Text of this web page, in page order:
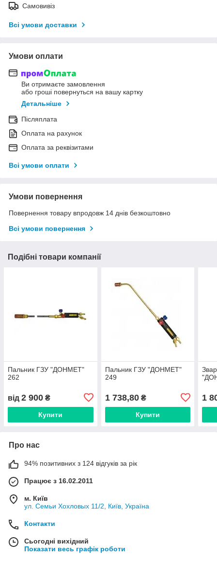
Самовивіз
Всі умови доставки
Умови оплати
Ви отримаєте замовлення
або гроші повернуться на вашу картку
Детальніше
Післяплата
Оплата на рахунок
Оплата за реквізитами
Всі умови оплати
Умови повернення
Повернення товару впродовж 14 днів безкоштовно
Всі умови повернення
Подібні товари компанії
Пальник ГЗУ "ДОНМЕТ"
262
від 2 900 ₴
Купити
Пальник ГЗУ "ДОНМЕТ"
249
1 738,80₴
Купити
1
Про нас
94% позитивних з 124 відгуків за рік
Працює з 16.02.2011
м. Київ
ул. Семьи Хохловых 11/2, Київ, Україна
Контакти
Сьогодні вихідний
Показати весь графік роботи